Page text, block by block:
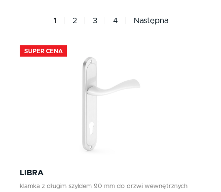
Antaby
Wkładki do zamków
Akcesoria do drzwi
nikiel/satyna
patyna
klucz pokojowy
1 2 3 4 Następna
SUPER CENA
LIBRA
klamka z długim szyldem 90 mm do drzwi wewnętrznych